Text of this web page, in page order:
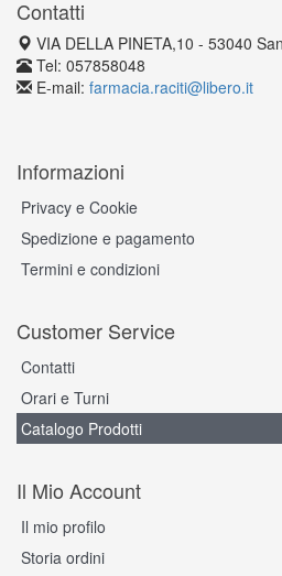
Contatti
VIA DELLA PINETA,10 - 53040
Tel: 057858048
E-mail: farmacia.raciti@libero.it
Informazioni
Privacy e Cookie
Spedizione e pagamento
Termini e condizioni
Customer Service
Contatti
Orari e Turni
Catalogo Prodotti
Il Mio Account
Il mio profilo
Storia ordini